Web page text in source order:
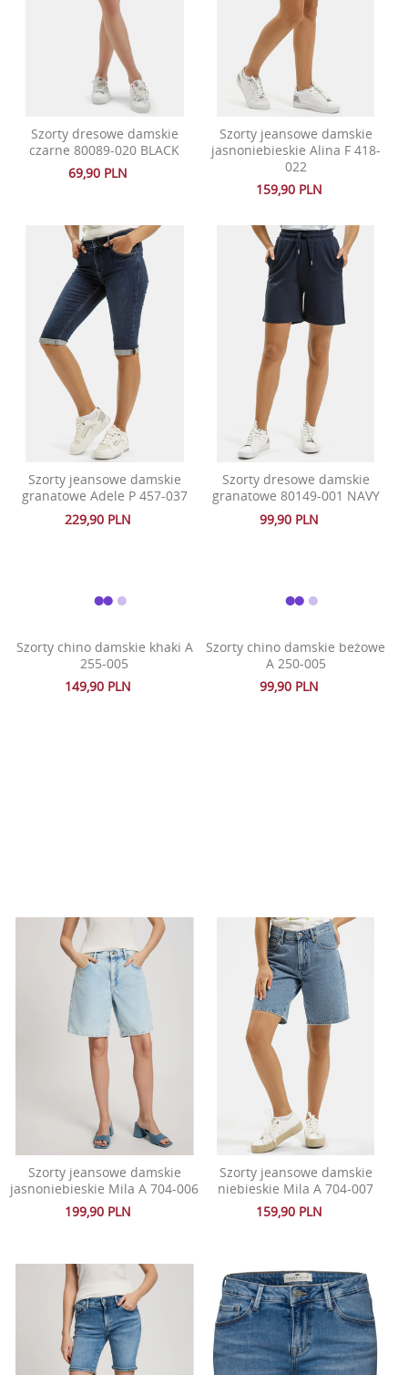
Szorty dresowe damskie
czarne 80089-020 BLACK
69,90 PLN
Szorty jeansowe damskie
jasnoniebieskie Alina F 418-
022
159,90 PLN
Szorty jeansowe damskie
granatowe Adele P 457-037
229,90 PLN
Szorty dresowe damskie
granatowe 80149-001 NAVY
99,90 PLN
Szorty chino damskie khaki A
255-005
149,90 PLN
Szorty chino damskie beżowe
A 250-005
99,90 PLN
Szorty jeansowe damskie
jasnoniebieskie Mila A 704-006
199,90 PLN
Szorty jeansowe damskie
niebieskie Mila A 704-007
159,90 PLN